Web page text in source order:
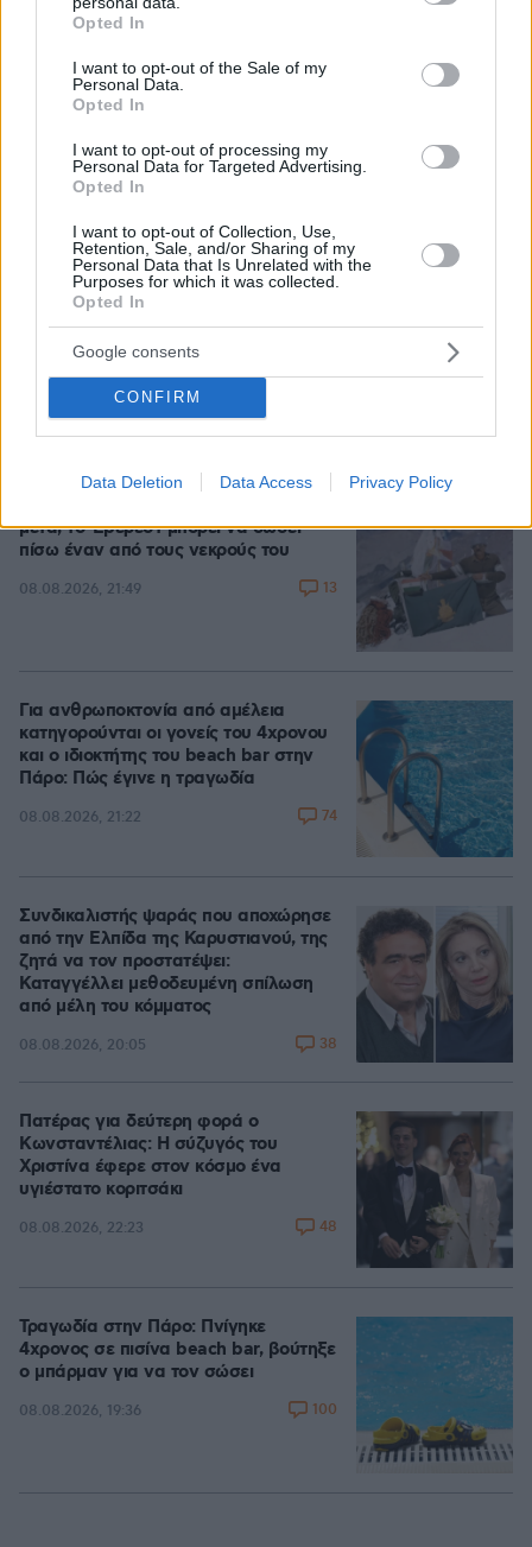
grant or deny consent to Google and its third-party tags to
use your data for below specified purposes in below Google
consent section.
Opted In
I want to opt-out of the Sale of my
Personal Data.
Opted In
I want to opt-out of processing my
Personal Data for Targeted Advertising.
Opted In
I want to opt-out of Collection, Use,
Retention, Sale, and/or Sharing of my
Personal Data that Is Unrelated with the
Purposes for which it was collected.
Opted In
Google consents
CONFIRM
Data Deletion Data Access Privacy Policy
Εγκαταλείπει το κόμμα Καρυστιανού και ο
επιχειρηματίας Νίκος Μπρουτζάκης: Καταγγέλλει
κλειστή κάστα, «λένε προδότες και πληρωμένους
όσους αποχωρούν»
Σοβαρό τροχαίο από αναστροφή ΙΧ
στην Αθηνών-Σουνίου: Συγκρούστηκε
με μηχανή της ΔΙΑΣ, δύο αστυνομικοί
τραυματίες, βίντεο
08.08.2026, 23:07
μετά, το Έβερεστ μπορεί να δώσει
πίσω έναν από τους νεκρούς του
08.08.2026, 21:49 13
Για ανθρωποκτονία από αμέλεια
κατηγορούνται οι γονείς του 4χρονου
και ο ιδιοκτήτης του beach bar στην
Πάρο: Πώς έγινε η τραγωδία
08.08.2026, 21:22 74
Συνδικαλιστής ψαράς που αποχώρησε
από την Ελπίδα της Καρυστιανού, της
ζητά να τον προστατέψει:
Καταγγέλλει μεθοδευμένη σπίλωση
από μέλη του κόμματος
08.08.2026, 20:05 38
Πατέρας για δεύτερη φορά ο
Κωνσταντέλιας: Η σύζυγός του
Χριστίνα έφερε στον κόσμο ένα
υγιέστατο κοριτσάκι
08.08.2026, 22:23 48
Τραγωδία στην Πάρο: Πνίγηκε
4χρονος σε πισίνα beach bar, βούτηξε
ο μπάρμαν για να τον σώσει
08.08.2026, 19:36 100